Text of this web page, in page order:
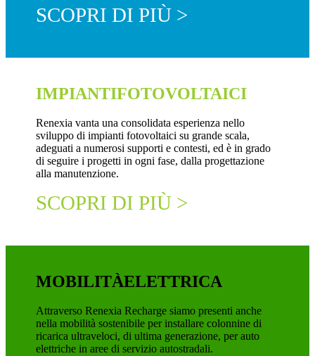
SCOPRI DI PIÙ >
IMPIANTIFOTOVOLTAICI
Renexia vanta una consolidata esperienza nello
sviluppo di impianti fotovoltaici su grande scala,
adeguati a numerosi supporti e contesti, ed è in grado
di seguire i progetti in ogni fase, dalla progettazione
alla manutenzione.
SCOPRI DI PIÙ >
MOBILITÀELETTRICA
Attraverso Renexia Recharge siamo presenti anche
nella mobilità sostenibile per installare colonnine di
ricarica ultraveloci, di ultima generazione, per auto
elettriche in aree di servizio autostradali.